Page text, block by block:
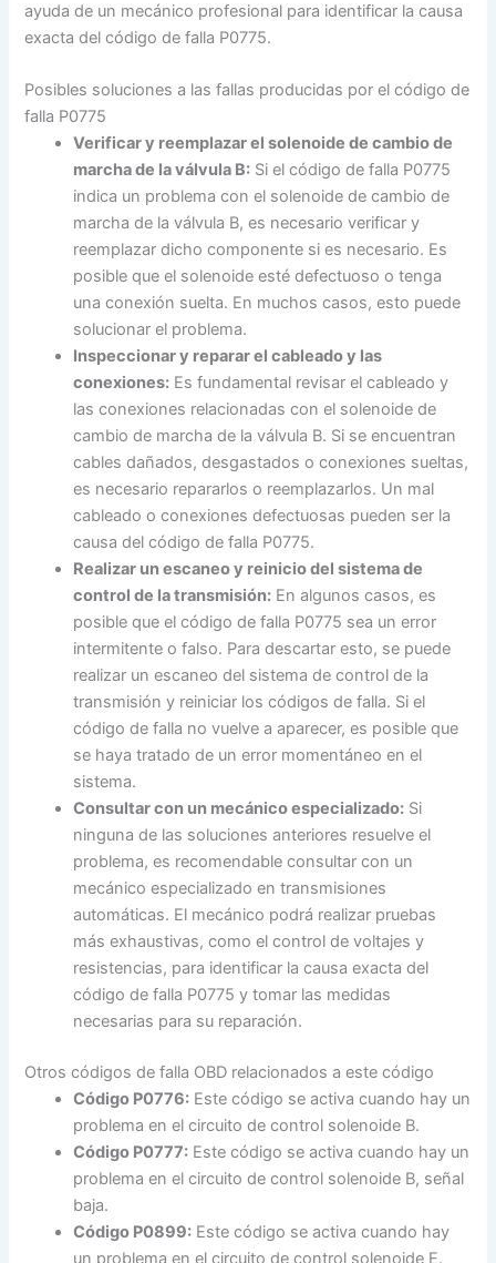
ayuda de un mecánico profesional para identificar la causa
exacta del código de falla P0775.
Posibles soluciones a las fallas producidas por el código de
falla P0775
Verificar y reemplazar el solenoide de cambio de
marcha de la válvula B: Si el código de falla P0775
indica un problema con el solenoide de cambio de
marcha de la válvula B, es necesario verificar y
reemplazar dicho componente si es necesario. Es
posible que el solenoide esté defectuoso o tenga
una conexión suelta. En muchos casos, esto puede
solucionar el problema.
Inspeccionar y reparar el cableado y las
conexiones: Es fundamental revisar el cableado y
las conexiones relacionadas con el solenoide de
cambio de marcha de la válvula B. Si se encuentran
cables dañados, desgastados o conexiones sueltas,
es necesario repararlos o reemplazarlos. Un mal
cableado o conexiones defectuosas pueden ser la
causa del código de falla P0775.
Realizar un escaneo y reinicio del sistema de
control de la transmisión: En algunos casos, es
posible que el código de falla P0775 sea un error
intermitente o falso. Para descartar esto, se puede
realizar un escaneo del sistema de control de la
transmisión y reiniciar los códigos de falla. Si el
código de falla no vuelve a aparecer, es posible que
se haya tratado de un error momentáneo en el
sistema.
Consultar con un mecánico especializado: Si
ninguna de las soluciones anteriores resuelve el
problema, es recomendable consultar con un
mecánico especializado en transmisiones
automáticas. El mecánico podrá realizar pruebas
más exhaustivas, como el control de voltajes y
resistencias, para identificar la causa exacta del
código de falla P0775 y tomar las medidas
necesarias para su reparación.
Otros códigos de falla OBD relacionados a este código
Código P0776: Este código se activa cuando hay un
problema en el circuito de control solenoide B.
Código P0777: Este código se activa cuando hay un
problema en el circuito de control solenoide B, señal
baja.
Código P0899: Este código se activa cuando hay
un problema en el circuito de control solenoide E.